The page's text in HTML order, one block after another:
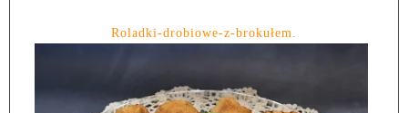
Roladki-drobiowe-z-brokułem.